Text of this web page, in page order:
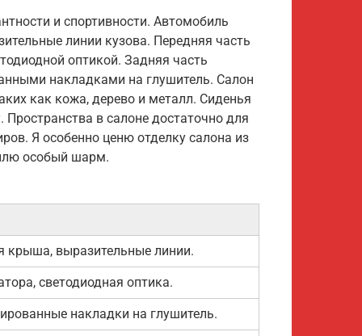
и спортивности. Автомобиль
линии кузова. Передняя часть
оптикой. Задняя часть
накладками на глушитель. Салон
как кожа, дерево и металл. Сиденья
в салоне достаточно для
Я особенно ценю отделку салона из
особый шарм.
крыша, выразительные линии.
светодиодная оптика.
накладки на глушитель.